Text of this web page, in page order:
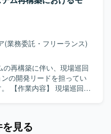
。リリース前後の改修や
イフサイクル全体に携わ
アとしての経験を総合的
AWS環境上で稼働する
を行います。RDB/SQLを
、Gitを用いたチーム開発
ていただきます。 【求
アプリの両方に興味を
手法を取り入れていける
コミュニケーションを大
要件を整理しながら開発
モ
断しつつ、フルスタックに
AI駆動開発やバイブコー
に触れながら、要件定義
）、CI/CD環境などを組み
(業務委託・フリーランス)
の再構築に伴い、現場巡回
の開発リードを担ってい
員
また、開発メンバーへの
見る